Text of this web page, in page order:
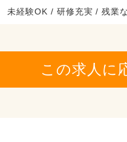
未経験OK / 研修充実 / 残業
この求人に